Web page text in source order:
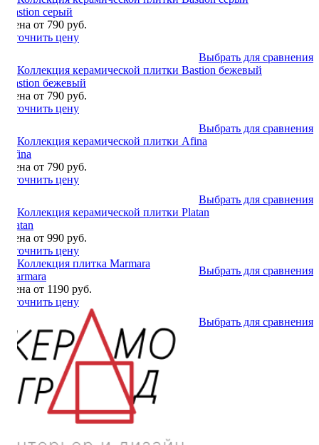
Bastion серый
Цена от 790 руб.
Уточнить цену
Выбрать для сравнения
Bastion бежевый
Цена от 790 руб.
Уточнить цену
Выбрать для сравнения
Afina
Цена от 790 руб.
Уточнить цену
Выбрать для сравнения
Platan
Цена от 990 руб.
Уточнить цену
Выбрать для сравнения
Marmara
Цена от 1190 руб.
Уточнить цену
Выбрать для сравнения